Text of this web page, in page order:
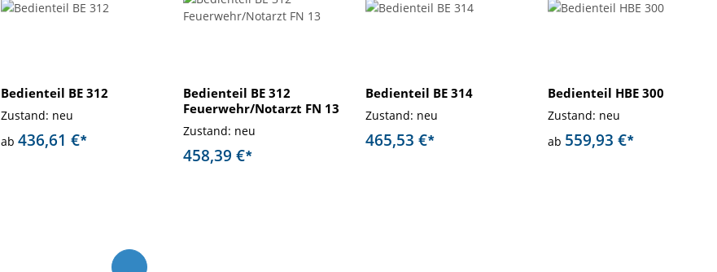
Bedienteil BE 312
Zustand: neu
ab 436,61 €*
Bedienteil BE 312
Feuerwehr/Notarzt FN 13
Zustand: neu
458,39 €*
Bedienteil BE 314
Zustand: neu
465,53 €*
Bedienteil HBE 300
Zustand: neu
ab 559,93 €*